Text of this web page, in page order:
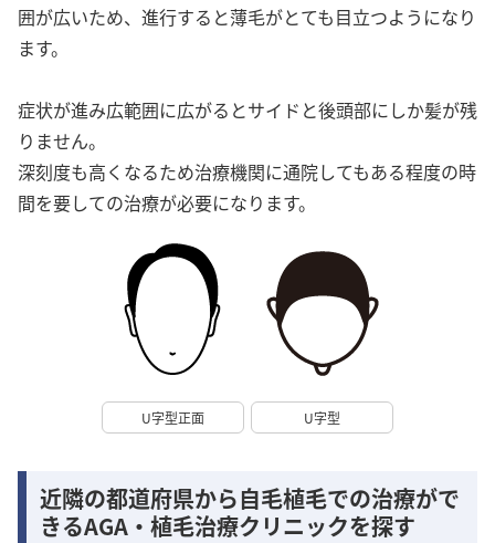
囲が広いため、進行すると薄毛がとても目立つようになり
ます。
症状が進み広範囲に広がるとサイドと後頭部にしか髪が残
りません。
深刻度も高くなるため治療機関に通院してもある程度の時
間を要しての治療が必要になります。
U字型正面 U字型
近隣の都道府県から自毛植毛での治療がで
きるAGA・植毛治療クリニックを探す